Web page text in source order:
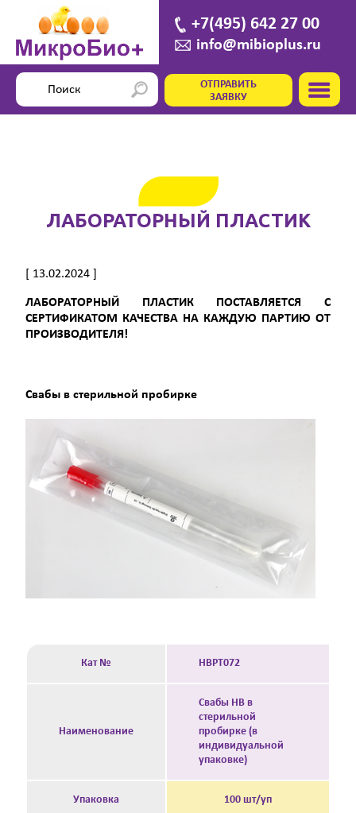
+7(495) 642 27 00
info@mibioplus.ru
ОТПРАВИТЬ
ЗАЯВКУ
ЛАБОРАТОРНЫЙ ПЛАСТИК
[ 13.02.2024 ]
ЛАБОРАТОРНЫЙ ПЛАСТИК ПОСТАВЛЯЕТСЯ С
СЕРТИФИКАТОМ КАЧЕСТВА НА КАЖДУЮ ПАРТИЮ ОТ
ПРОИЗВОДИТЕЛЯ!
Свабы в стерильной пробирке
Кат № HBPT072
Наименование
Свабы HB в
стерильной
пробирке (в
индивидуальной
упаковке)
Упаковка 100 шт/уп